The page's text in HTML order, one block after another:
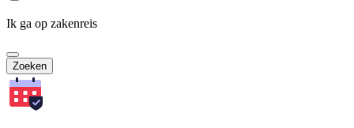
Ik ga op zakenreis
Zoeken